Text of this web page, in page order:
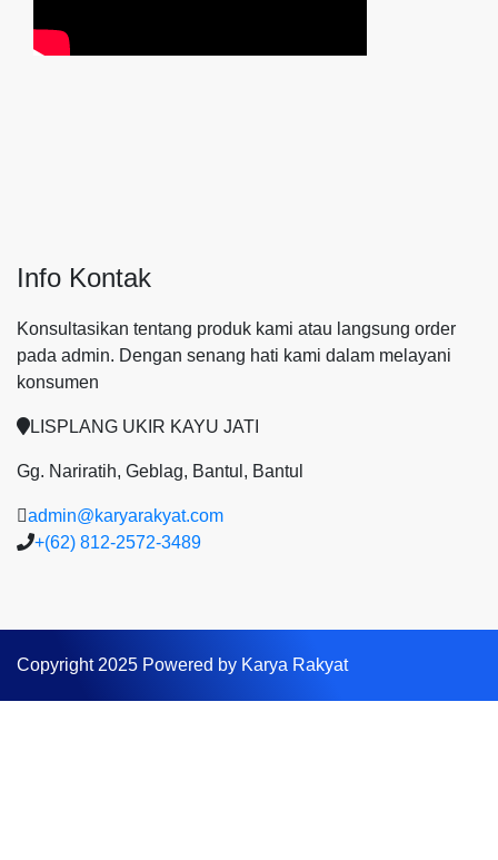
Info Kontak
Konsultasikan tentang produk kami atau langsung order
pada admin. Dengan senang hati kami dalam melayani
konsumen
LISPLANG UKIR KAYU JATI
Gg. Nariratih, Geblag, Bantul, Bantul
admin@karyarakyat.com
+(62) 812-2572-3489
Copyright 2025 Powered by Karya Rakyat